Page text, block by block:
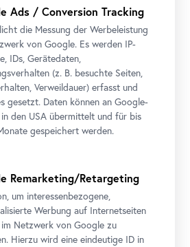
Ads / Conversion Tracking
die Messung der Werbeleistung
von Google. Es werden IP-
IDs, Gerätedaten,
(z. B. besuchte Seiten,
Verweildauer) erfasst und
gesetzt. Daten können an Google-
den USA übermittelt und für bis
gespeichert werden.
Remarketing/Retargeting
um interessenbezogene,
Werbung auf Internetseiten
Netzwerk von Google zu
Hierzu wird eine eindeutige ID in